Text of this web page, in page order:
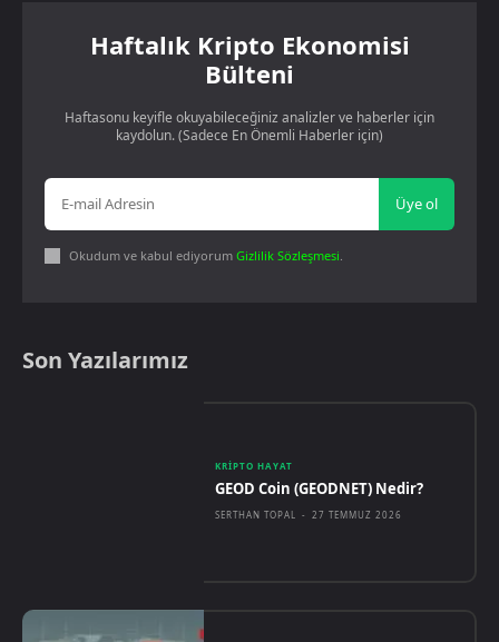
Haftalık Kripto Ekonomisi
Bülteni
Haftasonu keyifle okuyabileceğiniz analizler ve haberler için
kaydolun. (Sadece En Önemli Haberler için)
Üye ol
Okudum ve kabul ediyorum Gizlilik Sözleşmesi
Son Yazılarımız
KRIPTO HAYAT
GEOD Coin (GEODNET) Nedir?
SERTHAN TOPAL - 27 TEMMUZ 2026